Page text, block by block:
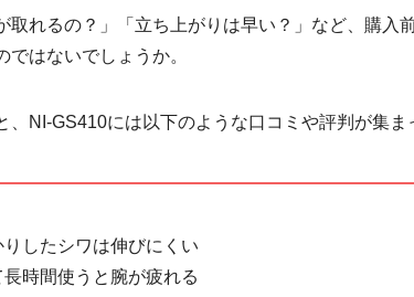
取れるの？」「立ち上がりは早い？」など、購
ではないでしょうか。
、NI-GS410には以下のような口コミや評判が集ま
りしたシワは伸びにくい
時間使うと腕が疲れる